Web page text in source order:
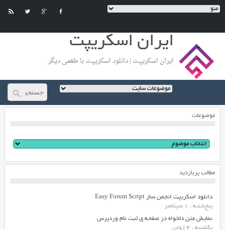
ایران اسکریپت
ایران اسکریپت | دانلود اسکریپت با طعمی دیگر
موضوعات
مطالب پربازدید
دانلود اسکریپت انجمن ساز Easy Forum Script
پنج‌شنبه ، 1 سپتامبر
نمایش متن دلخواه در صفحه ی ثبت نام وردپرس
یکشنبه ، 4 ژوئن